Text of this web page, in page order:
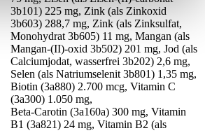
3b101) 225 mg, Zink (als Zinkoxid
3b603) 288,7 mg, Zink (als Zinksulfat,
Monohydrat 3b605) 11 mg, Mangan (als
Mangan-(II)-oxid 3b502) 201 mg, Jod (als
Calciumjodat, wasserfrei 3b202) 2,6 mg,
Selen (als Natriumselenit 3b801) 1,35 mg,
Biotin (3a880) 2.700 mcg, Vitamin C
(3a300) 1.050 mg,
Beta-Carotin (3a160a) 300 mg, Vitamin
B1 (3a821) 24 mg, Vitamin B2 (als